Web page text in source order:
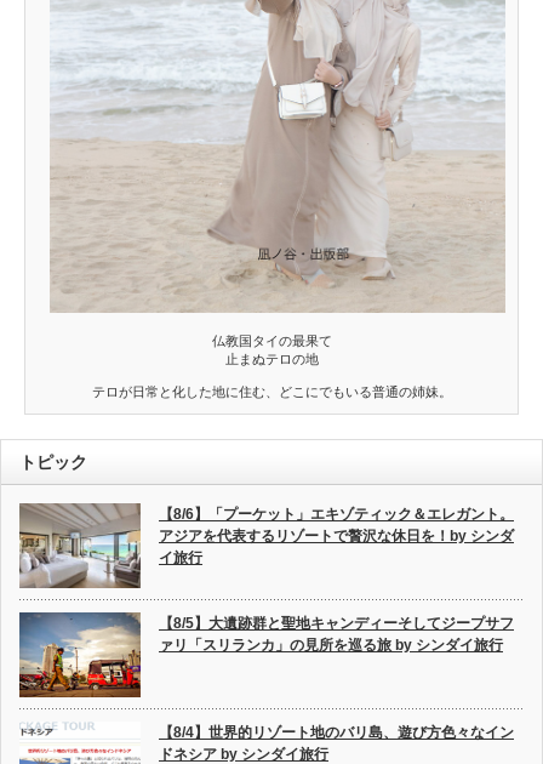
仏教国タイの最果て
止まぬテロの地
テロが日常と化した地に住む、どこにでもいる普通の姉妹。
トピック
【8/6】「プーケット」エキゾティック＆エレガント。
アジアを代表するリゾートで贅沢な休日を！by シンダ
イ旅行
【8/5】大遺跡群と聖地キャンディーそしてジープサフ
ァリ「スリランカ」の見所を巡る旅 by シンダイ旅行
【8/4】世界的リゾート地のバリ島、遊び方色々なイン
ドネシア by シンダイ旅行